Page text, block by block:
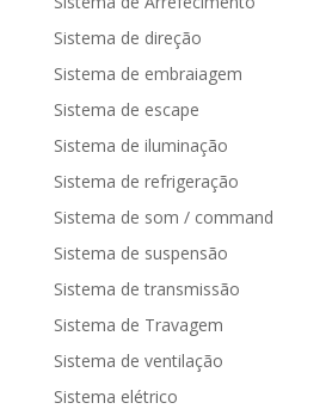
Sistema de direção
Sistema de embraiagem
Sistema de escape
Sistema de iluminação
Sistema de refrigeração
Sistema de som / command
Sistema de suspensão
Sistema de transmissão
Sistema de Travagem
Sistema de ventilação
Sistema elétrico